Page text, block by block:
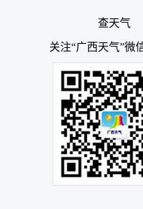
查天气
关注“广西天气”微